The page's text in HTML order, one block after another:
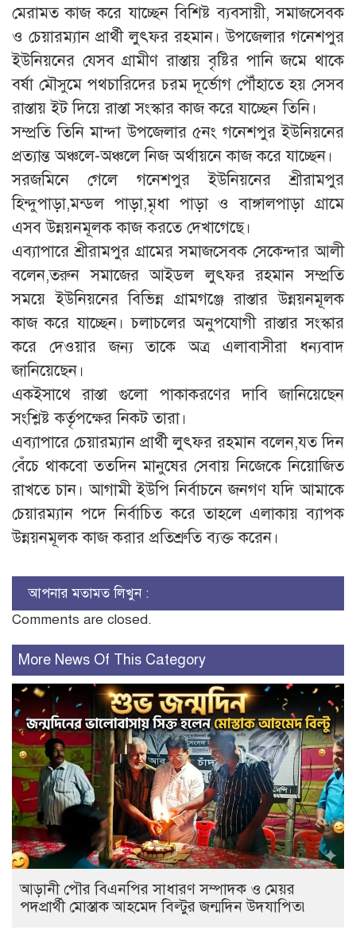
মেরামত কাজ করে যাচ্ছেন বিশিষ্ট ব্যবসায়ী, সমাজসেবক
ও চেয়ারম্যান প্রার্থী লুৎফর রহমান। উপজেলার গনেশপুর
ইউনিয়নের যেসব গ্রামীণ রাস্তায় বৃষ্টির পানি জমে থাকে
বর্ষা মৌসুমে পথচারিদের চরম দূর্ভোগ পৌঁহাতে হয় সেসব
রাস্তায় ইট দিয়ে রাস্তা সংস্কার কাজ করে যাচ্ছেন তিনি।
সম্প্রতি তিনি মান্দা উপজেলার ৫নং গনেশপুর ইউনিয়নের
প্রত্যান্ত অঞ্চলে-অঞ্চলে নিজ অর্থায়নে কাজ করে যাচ্ছেন।
সরজমিনে গেলে গনেশপুর ইউনিয়নের শ্রীরামপুর
হিন্দুপাড়া,মন্ডল পাড়া,মৃধা পাড়া ও বাঙ্গালপাড়া গ্রামে
এসব উন্নয়নমূলক কাজ করতে দেখাগেছে।
এব্যাপারে শ্রীরামপুর গ্রামের সমাজসেবক সেকেন্দার আলী
বলেন,তরুন সমাজের আইডল লুৎফর রহমান সম্প্রতি
সময়ে ইউনিয়নের বিভিন্ন গ্রামগঞ্জে রাস্তার উন্নয়নমূলক
কাজ করে যাচ্ছেন। চলাচলের অনুপযোগী রাস্তার সংস্কার
করে দেওয়ার জন্য তাকে অত্র এলাবাসীরা ধন্যবাদ
জানিয়েছেন।
একইসাথে রাস্তা গুলো পাকাকরণের দাবি জানিয়েছেন
সংশ্লিষ্ট কর্তৃপক্ষের নিকট তারা।
এব্যাপারে চেয়ারম্যান প্রার্থী লুৎফর রহমান বলেন,যত দিন
বেঁচে থাকবো ততদিন মানুষের সেবায় নিজেকে নিয়োজিত
রাখতে চান। আগামী ইউপি নির্বাচনে জনগণ যদি আমাকে
চেয়ারম্যান পদে নির্বাচিত করে তাহলে এলাকায় ব্যাপক
উন্নয়নমূলক কাজ করার প্রতিশ্রুতি ব্যক্ত করেন।
আপনার মতামত লিখুন :
Comments are closed.
More News Of This Category
আড়ানী পৌর বিএনপির সাধারণ সম্পাদক ও মেয়র
পদপ্রার্থী মোস্তাক আহমেদ বিল্টুর জন্মদিন উদযাপিত৷